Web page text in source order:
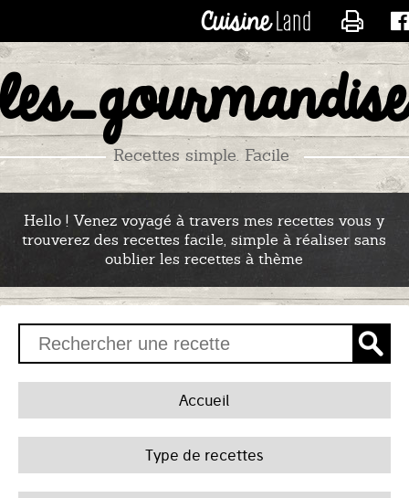
Recettes simple. Facile
Hello ! Venez voyagé à travers mes recettes vous y
trouverez des recettes facile, simple à réaliser sans
oublier les recettes à thème
Accueil
Type de recettes
CONTACTER